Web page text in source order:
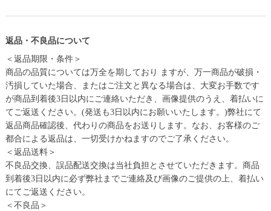
返品・不良品について
＜返品期限・条件＞
商品の品質については万全を期しており ますが、万一商品が破損・
汚損していた場合、またはご注文と異なる場合は、大変お手数です
が商品到着後3日以内にご連絡いただき、画像提供のうえ、着払いに
てご返送ください。(発送も3日以内にお願いいたします。)弊社にて
返品商品確認後、代わりの商品をお送りします。なお、お客様のご
都合による返品は、一切受けかねますのでご了承ください。
＜返品送料＞
不良品交換、誤品配送交換は当社負担とさせていただきます。商品
到着後3日以内に必ず弊社までご連絡及び画像のご提供の上、着払い
にてご返送ください。
＜不良品＞